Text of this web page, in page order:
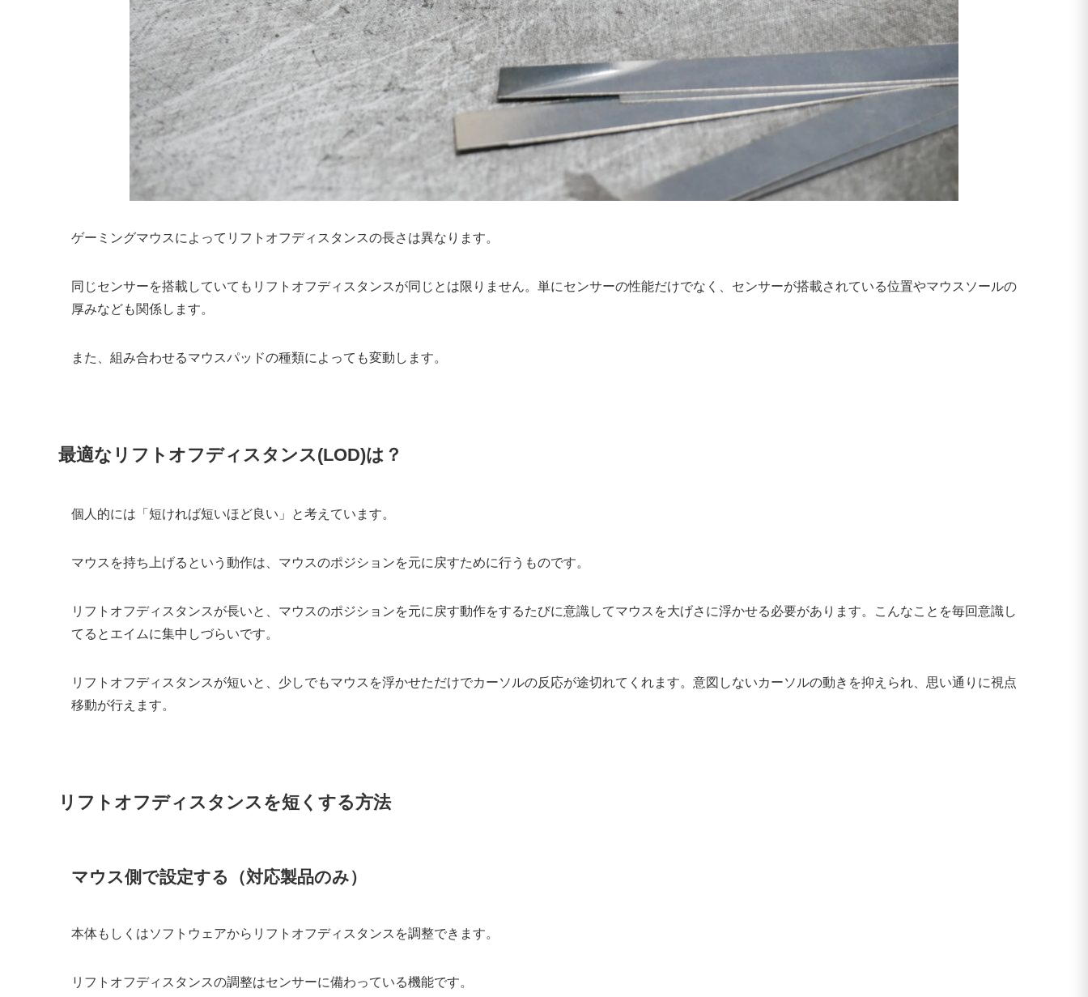
ゲーミングマウスによってリフトオフディスタンスの長さは異なります。
同じセンサーを搭載していてもリフトオフディスタンスが同じとは限りません。単にセンサーの性能だけでなく、センサーが搭載されている位置やマウスソールの
厚みなども関係します。
また、組み合わせるマウスパッドの種類によっても変動します。
最適なリフトオフディスタンス(LOD)は？
個人的には「短ければ短いほど良い」と考えています。
マウスを持ち上げるという動作は、マウスのポジションを元に戻すために行うものです。
リフトオフディスタンスが長いと、マウスのポジションを元に戻す動作をするたびに意識してマウスを大げさに浮かせる必要があります。こんなことを毎回意識し
てるとエイムに集中しづらいです。
リフトオフディスタンスが短いと、少しでもマウスを浮かせただけでカーソルの反応が途切れてくれます。意図しないカーソルの動きを抑えられ、思い通りに視点
移動が行えます。
リフトオフディスタンスを短くする方法
マウス側で設定する（対応製品のみ）
本体もしくはソフトウェアからリフトオフディスタンスを調整できます。
リフトオフディスタンスの調整はセンサーに備わっている機能です。